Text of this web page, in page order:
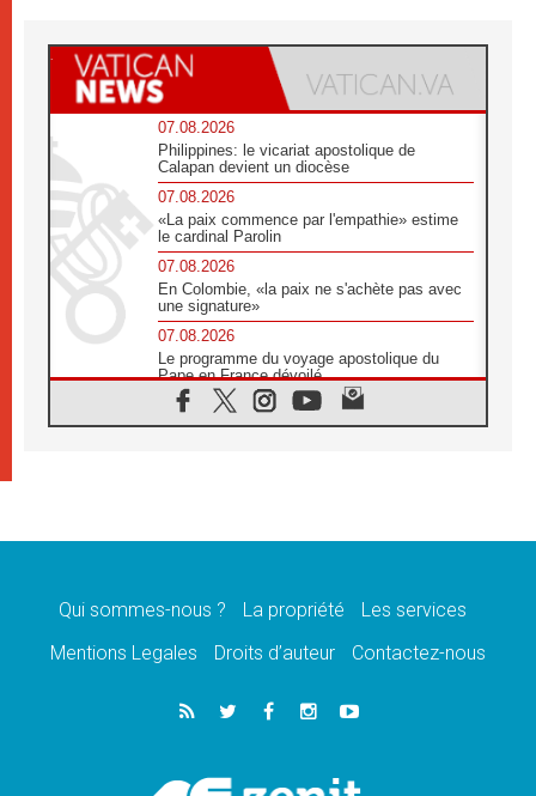
07.08.2026
Philippines: le vicariat apostolique de
Calapan devient un diocèse
07.08.2026
«La paix commence par l'empathie» estime
le cardinal Parolin
07.08.2026
En Colombie, «la paix ne s'achète pas avec
une signature»
07.08.2026
Le programme du voyage apostolique du
Pape en France dévoilé
07.08.2026
1ère Conférence continentale sur l'éducation
07.08.2026
07.08.2026
lancement des «dix jours de prière pour la
06.08.2026
Préparatifs des JMJ 2027 à Séoul: «c'est
Chrétiens et confucéens: respect et sagesse
Qui sommes-nous ? La propriété
Les services
Mentions Legales
Droits d’auteur Contactez-nous